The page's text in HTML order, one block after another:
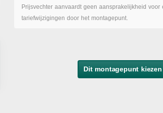
Prijsvechter aanvaardt geen aansprakelijkheid voor
tariefwijzigingen door het montagepunt.
Dit montagepunt kiezen